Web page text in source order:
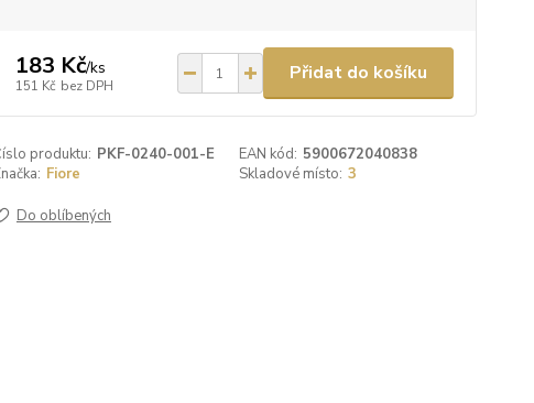
183 Kč/ks
151 Kč bez DPH
Přidat do košíku
produktu: PKF-0240-001-E EAN kód: 5900672040838
Fiore Skladové místo: 3
Do oblíbených